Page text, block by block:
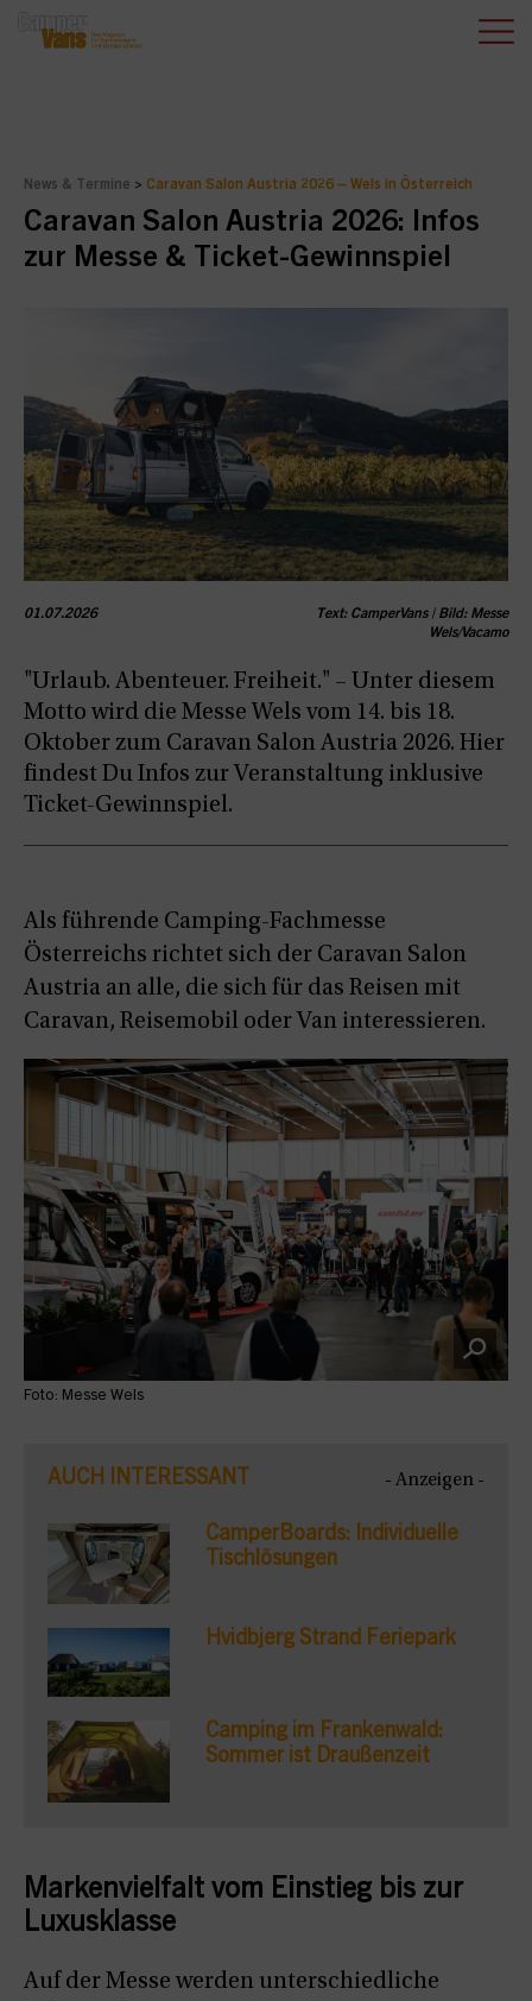
News & Termine > Caravan Salon Austria 2026 – Wels in Österreich
Caravan Salon Austria 2026: Infos
zur Messe & Ticket-Gewinnspiel
01.07.2026
Text: CamperVans | Bild: Messe
Wels/Vacamo
"Urlaub. Abenteuer. Freiheit." – Unter diesem
Motto wird die Messe Wels vom 14. bis 18.
Oktober zum Caravan Salon Austria 2026. Hier
findest Du Infos zur Veranstaltung inklusive
Ticket-Gewinnspiel.
Als führende Camping-Fachmesse
Österreichs richtet sich der Caravan Salon
Austria an alle, die sich für das Reisen mit
Caravan, Reisemobil oder Van interessieren.
Foto: Messe Wels
AUCH INTERESSANT - Anzeigen -
CamperBoards: Individuelle
Tischlösungen
Hvidbjerg Strand Feriepark
Camping im Frankenwald:
Sommer ist Draußenzeit
Markenvielfalt vom Einstieg bis zur
Luxusklasse
Auf der Messe werden unterschiedliche